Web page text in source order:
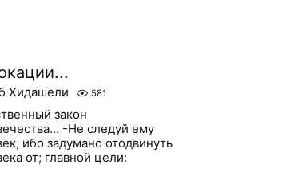
Хидашели 581
закон
-Не следуй ему
ибо задумано отодвинуть
от; главной цели: